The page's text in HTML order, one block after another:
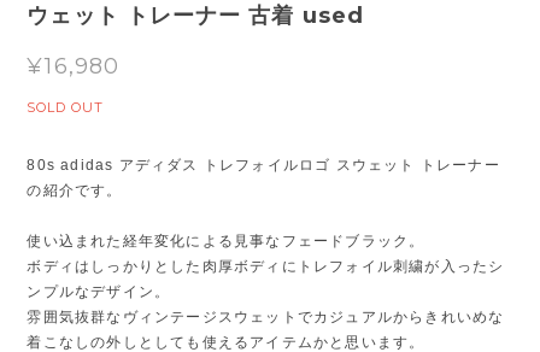
ウェット トレーナー 古着 used
¥16,980
SOLD OUT
80s adidas アディダス トレフォイルロゴ スウェット トレーナー
の紹介です。
使い込まれた経年変化による見事なフェードブラック。
ボディはしっかりとした肉厚ボディにトレフォイル刺繍が入ったシ
ンプルなデザイン。
雰囲気抜群なヴィンテージスウェットでカジュアルからきれいめな
着こなしの外しとしても使えるアイテムかと思います。